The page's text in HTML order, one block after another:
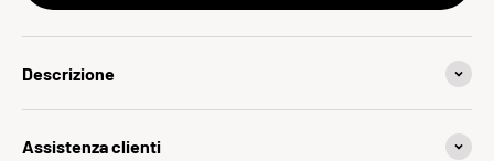
Descrizione
Assistenza clienti